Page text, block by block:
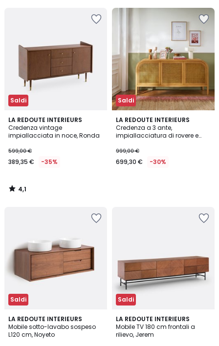
Saldi
LA REDOUTE INTERIEURS
Credenza vintage
impiallacciata in noce, Ronda
599,00 €
389,35 € -35%
4,1
/ 5
4,1
/
Saldi
LA REDOUTE INTERIEURS
Credenza a 3 ante,
impiallacciatura di rovere e
999,00 €
699,30 € -30%
Saldi
LA REDOUTE INTERIEURS
Mobile sotto-lavabo sospeso
L120 cm, Noyeto
3,7
/ 5
Saldi
LA REDOUTE INTERIEURS
Mobile TV 180 cm frontali a
rilievo, Jerem
4,7
/ 5